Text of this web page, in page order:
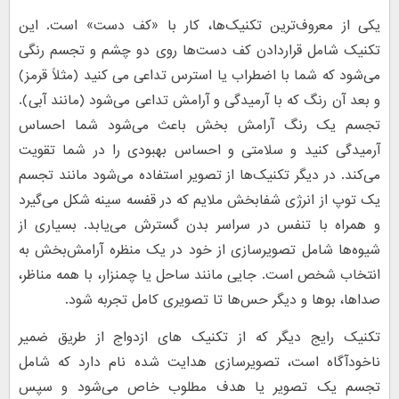
یکی از معروف‌ترین تکنیک‌ها، کار با «کف دست» است. این
تکنیک شامل قراردادن کف دست‌ها روی دو چشم و تجسم رنگی
می‌شود که شما با اضطراب یا استرس تداعی می کنید (مثلاً قرمز)
و بعد آن رنگ که با آرمیدگی و آرامش تداعی می‌شود (مانند آبی).
تجسم یک رنگ آرامش بخش باعث می‌شود شما احساس
آرمیدگی کنید و سلامتی و احساس بهبودی را در شما تقویت
می‌کند. در دیگر تکنیک‌ها از تصویر استفاده می‌شود مانند تجسم
یک توپ از انرژی شفابخش ملایم که در قفسه سینه شکل می‌گیرد
و همراه با تنفس در سراسر بدن گسترش می‌یابد. بسیاری از
شیوه‌ها شامل تصویرسازی از خود در یک منظره آرامش‌بخش به
انتخاب شخص است. جایی مانند ساحل یا چمنزار، با همه مناظر،
صداها، بوها و دیگر حس‌ها تا تصویری کامل تجربه شود.
تکنیک رایج دیگر که از تکنیک های ازدواج از طریق ضمیر
ناخودآگاه است، تصویرسازی هدایت شده نام دارد که شامل
تجسم یک تصویر یا هدف مطلوب خاص می‌شود و سپس